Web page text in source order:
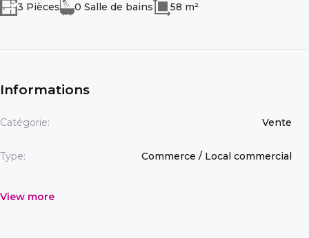
3 Pièces 0 Salle de bains 58 m²
Informations
Catégorie: Vente
Type: Commerce / Local commercial
View more